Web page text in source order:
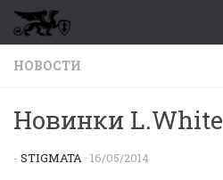
Перейти к содержимому
НОВОСТИ
Новинки
- STIGMATA · 16/05/2014